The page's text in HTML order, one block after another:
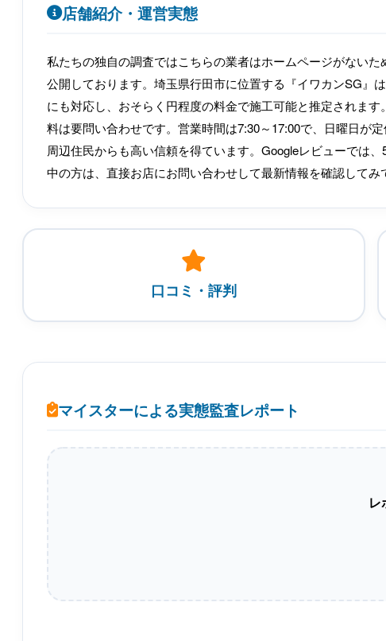
店舗紹介・運営実態
私たちの独自の調査ではこちらの業者はホームページがない
公開しております。埼玉県行田市に位置する『イワカンSG』
にも対応し、おそらく円程度の料金で施工可能と推定されま
料は要問い合わせです。営業時間は7:30～17:00で、日曜日が
周辺住民からも高い信頼を得ています。Googleレビューでは
中の方は、直接お店にお問い合わせして最新情報を確認してみ
口コミ・評判
マイスターによる実態監査レポート
レ